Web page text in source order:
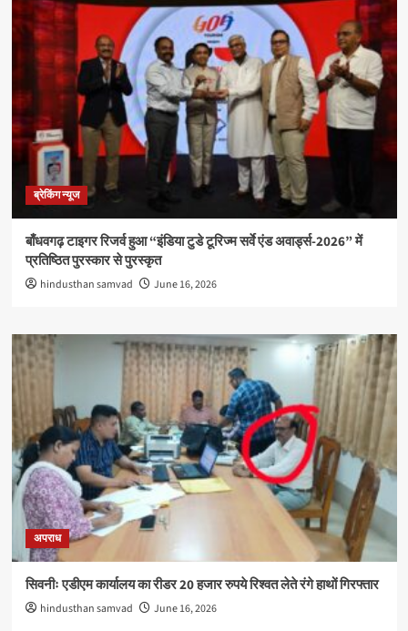
ब्रेकिंग न्यूज
बाँधवगढ़ टाइगर रिजर्व हुआ “इंडिया टुडे टूरिज्म सर्वे एंड अवार्ड्स-2026” में
प्रतिष्ठित पुरस्कार से पुरस्कृत
hindusthan samvad June 16, 2026
अपराध
सिवनीः एडीएम कार्यालय का रीडर 20 हजार रुपये रिश्वत लेते रंगे हाथों गिरफ्तार
hindusthan samvad June 16, 2026